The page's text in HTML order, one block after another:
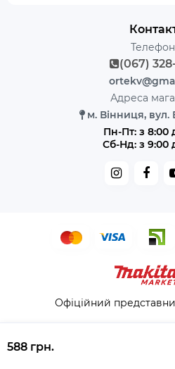
588 грн.
(067)
Адреса
м. Вінниця, вул.
Пн-Пт: з 8:00
Сб-Нд: з 9:00
Офіційний